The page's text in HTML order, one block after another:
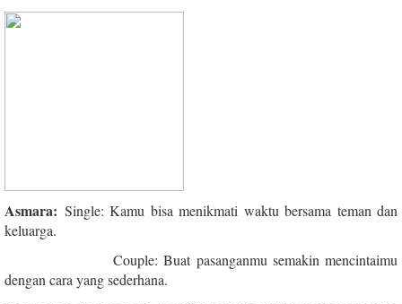
Asmara: Single: Kamu bisa menikmati waktu bersama teman dan
keluarga.
Couple: Buat pasanganmu semakin mencintaimu
dengan cara yang sederhana.